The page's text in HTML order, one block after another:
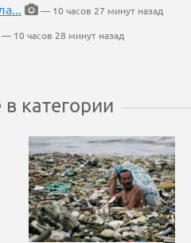
— 10 часов 27 минут назад
— 10 часов 28 минут назад
категории